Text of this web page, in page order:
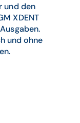
und den
XDENT
und ohne